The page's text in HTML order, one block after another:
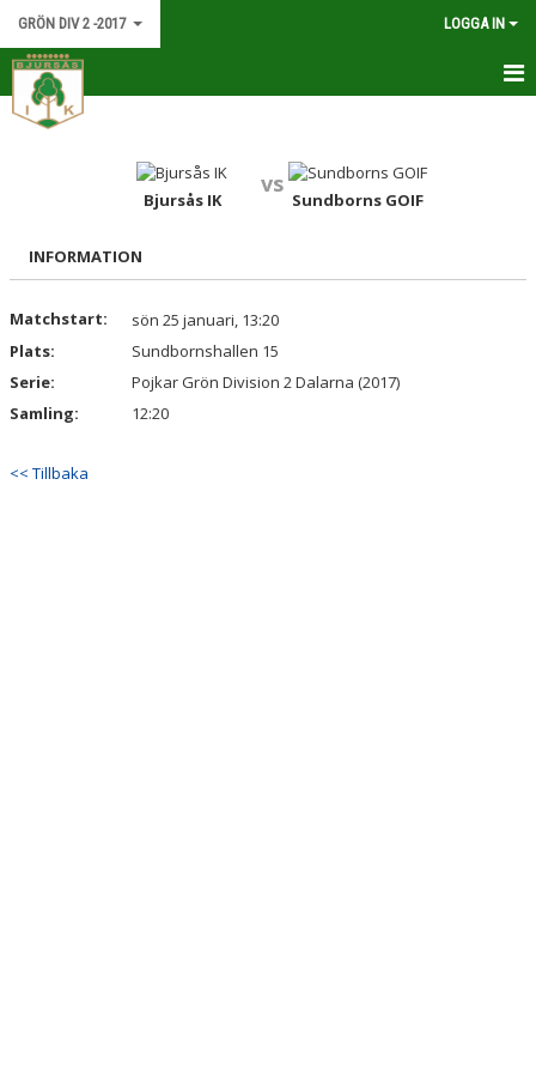
GRÖN DIV 2 -2017 LOGGA IN
HEM
MATCHER
TRUPPEN
BILDGALLERI
DOKUMENT
KONTAKT
Bjursås IK
vs
Sundborns GOIF
INFORMATION
Matchstart:
sön 25 januari, 13:20
Plats:
Sundbornshallen 15
Serie:
Pojkar Grön Division 2 Dalarna (2017)
Samling:
12:20
<< Tillbaka